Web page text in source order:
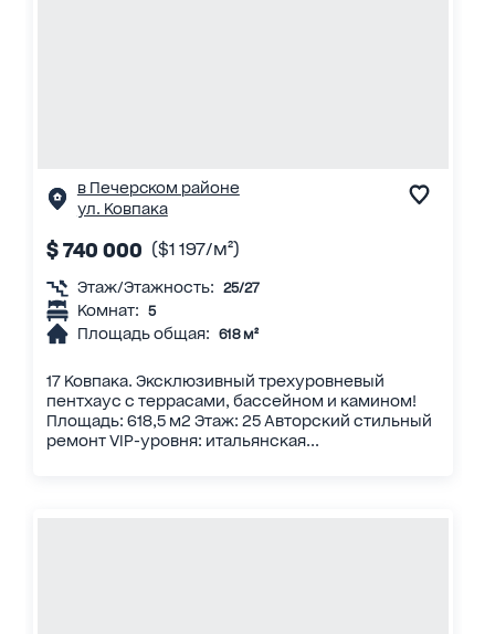
в Печерском районе
ул. Ковпака
$ 740 000 ($1 197/м²)
Этаж/Этажность: 25/27
Комнат: 5
Площадь общая: 618 м²
17 Ковпака. Эксклюзивный трехуровневый
пентхаус с террасами, бассейном и камином!
Площадь: 618,5 м2 Этаж: 25 Авторский стильный
ремонт VIP-уровня: итальянская...